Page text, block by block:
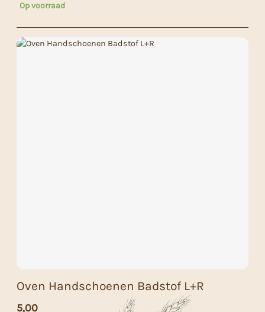
Op voorraad
Oven Handschoenen Badstof L+R
5,00